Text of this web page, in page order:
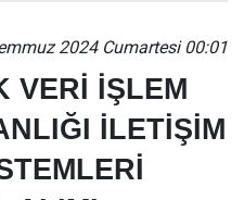
2024 Cumartesi 00:01
VERİ İŞLEM
İLETİŞİM